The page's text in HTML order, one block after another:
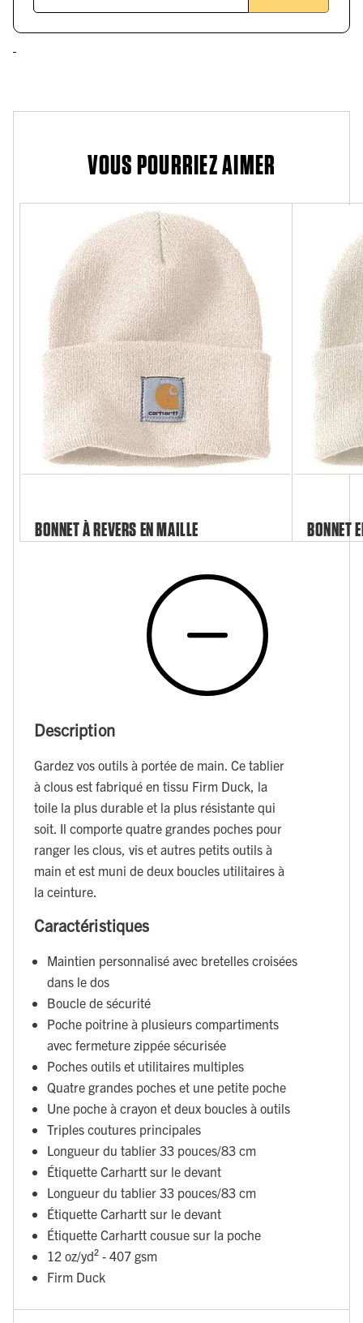
VOUS POURRIEZ AIMER
BONNET À REVERS EN MAILLE BONNET
Description
Gardez vos outils à portée de main. Ce tablier
à clous est fabriqué en tissu Firm Duck, la
toile la plus durable et la plus résistante qui
soit. Il comporte quatre grandes poches pour
ranger les clous, vis et autres petits outils à
main et est muni de deux boucles utilitaires à
la ceinture.
Caractéristiques
Maintien personnalisé avec bretelles croisées
dans le dos
Boucle de sécurité
Poche poitrine à plusieurs compartiments
avec fermeture zippée sécurisée
Poches outils et utilitaires multiples
Quatre grandes poches et une petite poche
Une poche à crayon et deux boucles à outils
Triples coutures principales
Longueur du tablier 33 pouces/83 cm
Étiquette Carhartt sur le devant
Longueur du tablier 33 pouces/83 cm
Étiquette Carhartt sur le devant
Étiquette Carhartt cousue sur la poche
12 oz/yd² - 407 gsm
Firm Duck